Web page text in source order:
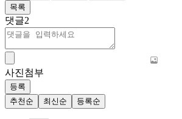
목록
댓글2
사진첨부
등록
추천순
최신순 등록순